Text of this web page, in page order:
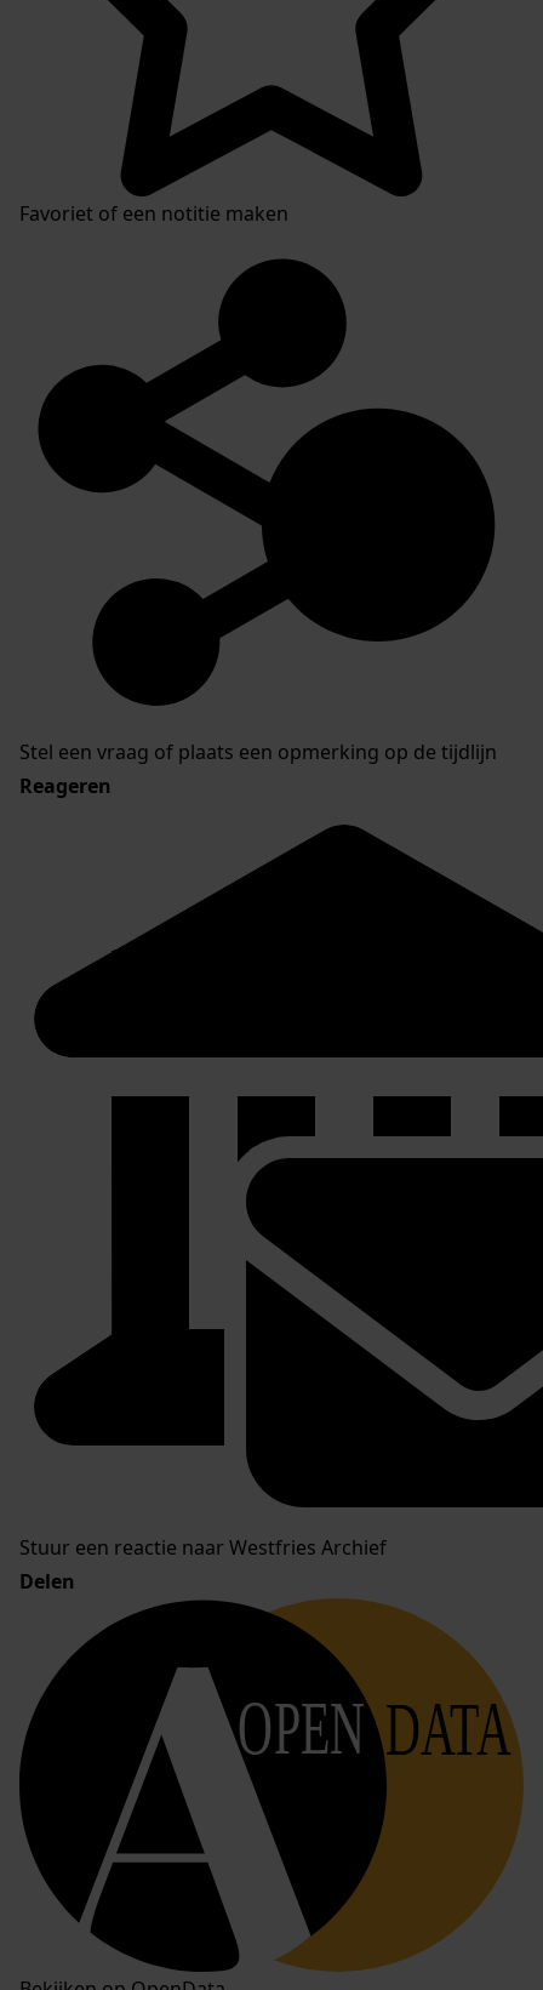
Favoriet of een notitie maken
Stel een vraag of plaats een opmerking op de tijdlijn
Reageren
Stuur een reactie naar Westfries Archief
Delen
OPEN DATA